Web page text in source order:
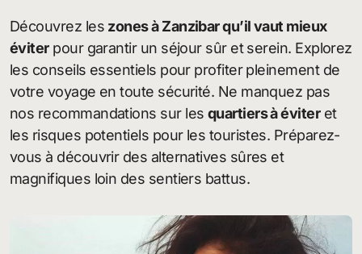
Découvrez les zones à Zanzibar qu’il vaut mieux
éviterpour garantir un séjour sûr et serein. Explorez
les conseils essentiels pour profiter pleinement de
votre voyage en toute sécurité. Ne manquez pas
nos recommandations sur les quartiers à éviteret
les risques potentiels pour les touristes. Préparez-
vous à découvrir des alternatives sûres et
magnifiques loin des sentiers battus.